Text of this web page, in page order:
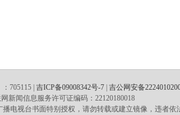
705115 | 吉ICP备09008342号-7| 吉公网安备
新闻信息服务许可证编码：22120180018
电视台书面特别授权，请勿转载或建立镜像，违者依